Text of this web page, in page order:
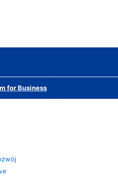
for Business